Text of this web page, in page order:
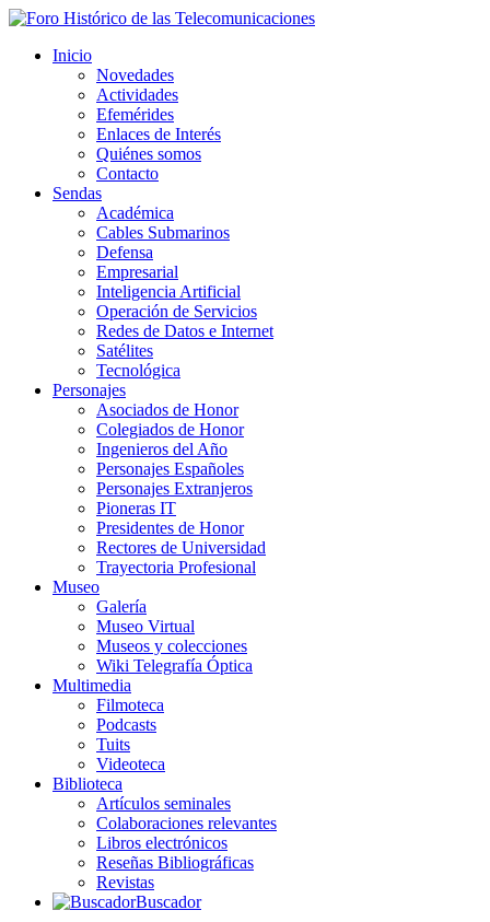
Inicio
Novedades
Actividades
Efemérides
Enlaces de Interés
Quiénes somos
Contacto
Sendas
Académica
Cables Submarinos
Defensa
Empresarial
Inteligencia Artificial
Operación de Servicios
Redes de Datos e Internet
Satélites
Tecnológica
Personajes
Asociados de Honor
Colegiados de Honor
Ingenieros del Año
Personajes Españoles
Personajes Extranjeros
Pioneras IT
Presidentes de Honor
Rectores de Universidad
Trayectoria Profesional
Museo
Galería
Museo Virtual
Museos y colecciones
Wiki Telegrafía Óptica
Multimedia
Filmoteca
Podcasts
Tuits
Videoteca
Biblioteca
Artículos seminales
Colaboraciones relevantes
Libros electrónicos
Reseñas Bibliográficas
Revistas
Buscador